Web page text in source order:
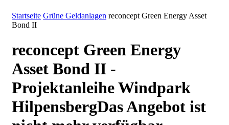
Startseite Grüne Geldanlagen reconcept Green Energy Asset
Bond II
reconcept Green Energy
Asset Bond II -
Projektanleihe Windpark
HilpensbergDas Angebot ist